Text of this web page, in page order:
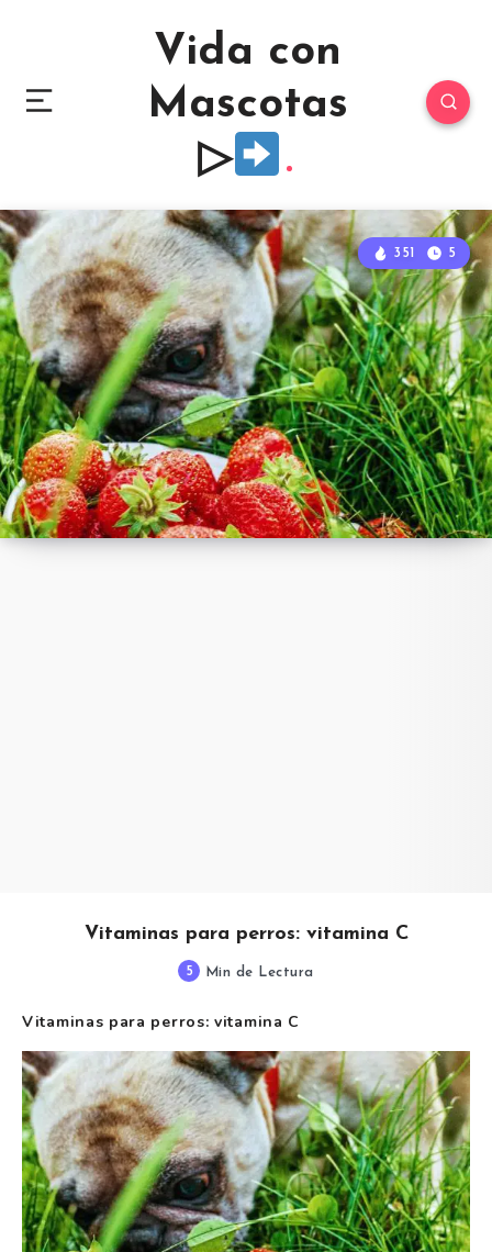
Vida con
Mascotas
▷
Vitaminas para perros: vitamina C
351 5
5 Min de Lectura
Vitaminas para perros: vitamina C